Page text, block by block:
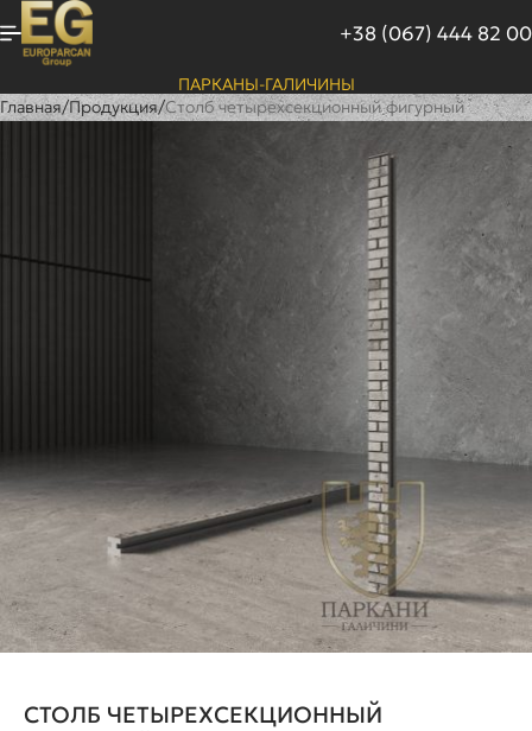
+38 (067) 444 82 00
ПАРКАНЫ-ГАЛИЧИНЫ
Главная/Продукция/Столб четырехсекционный фигурный
СТОЛБ ЧЕТЫРЕХСЕКЦИОННЫЙ